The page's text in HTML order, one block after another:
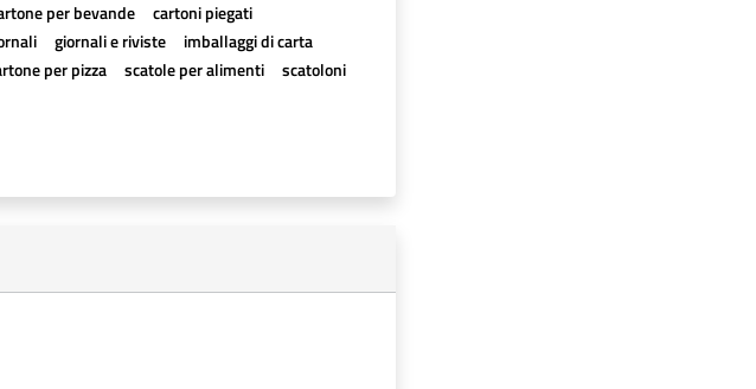
per bevande
cartoni piegati
giornali e riviste
imballaggi di carta
per pizza scatole per alimenti
scatoloni